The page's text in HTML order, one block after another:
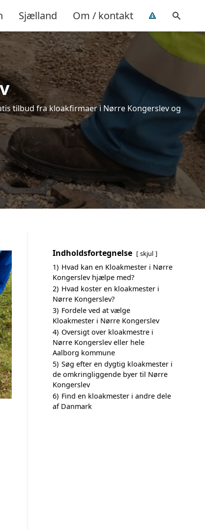
Sjælland Om / kontakt
tilbud fra kloakfirmaer i Nørre Kongerslev og
Indholdsfortegnelse skjul
1) Hvad kan en Kloakmester i Nørre
Kongerslev hjælpe med?
2) Hvad koster en kloakmester i
Nørre Kongerslev?
3) Fordele ved at vælge
Kloakmester i Nørre Kongerslev
4) Oversigt over kloakmestre i
Nørre Kongerslev eller hele
Aalborg kommune
5) Søg efter en dygtig kloakmester i
de omkringliggende byer til Nørre
Kongerslev
6) Find en kloakmester i andre dele
af Danmark